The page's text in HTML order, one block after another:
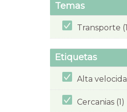
Temas
Transporte
Etiquetas
Alta
Cercanias (1)